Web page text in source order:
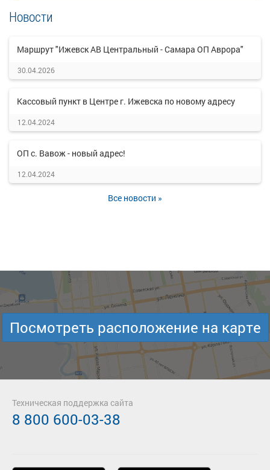
Новости
Маршрут "Ижевск АВ Центральный - Самара ОП Аврора"
30.04.2026
Кассовый пункт в Центре г. Ижевска по новому адресу
12.04.2024
ОП с. Вавож - новый адрес!
12.04.2024
Все новости »
Посмотреть расположение на карте
Техническая поддержка сайта
8 800 600-03-38